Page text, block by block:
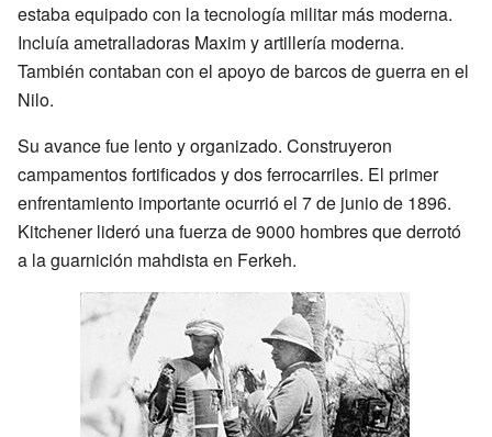
estaba equipado con la tecnología militar más moderna.
Incluía ametralladoras Maxim y artillería moderna.
También contaban con el apoyo de barcos de guerra en el
Nilo.
Su avance fue lento y organizado. Construyeron
campamentos fortificados y dos ferrocarriles. El primer
enfrentamiento importante ocurrió el 7 de junio de 1896.
Kitchener lideró una fuerza de 9000 hombres que derrotó
a la guarnición mahdista en Ferkeh.